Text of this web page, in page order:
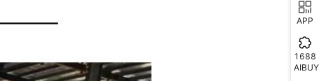
APP
1688
AIBUY